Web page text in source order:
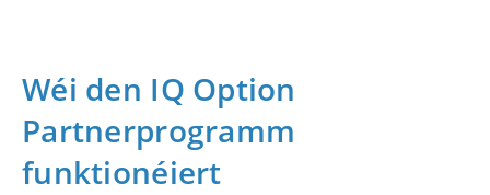
Wéi den IQ Option
Partnerprogramm
funktionéiert